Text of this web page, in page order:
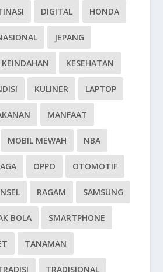
DIGITAL HONDA
JEPANG
KEINDAHAN KESEHATAN
KULINER LAPTOP
MANFAAT
MOBIL MEWAH NBA
OPPO OTOMOTIF
RAGAM SAMSUNG
BOLA SMARTPHONE
TANAMAN
TRADISIONAL